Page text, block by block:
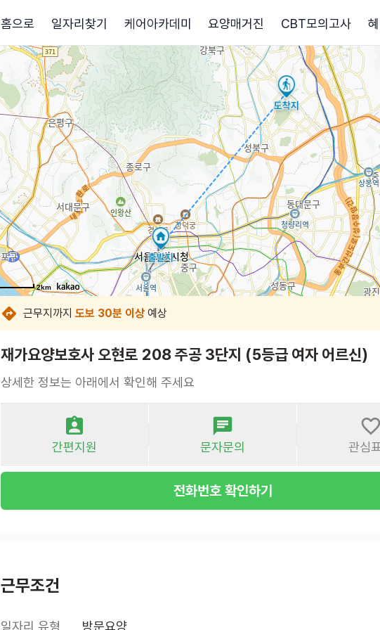
홈으로 일자리찾기 케어아카데미 요양매거진 CBT모의고사
2km
2km
2km
2km
2km
2km
근무지까지 도보 30분 이상 예상
재가요양보호사 오현로 208 주공 3단지 (5등급 여자 어르신)
상세한 정보는 아래에서 확인해 주세요
간편지원 문자문의 관심
전화번호 확인하기
근무조건
일자리 유형 방문요양